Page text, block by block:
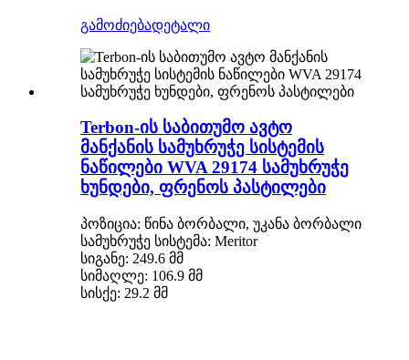
გამოძიებადეტალი
Terbon-ის საბითუმო ავტო
მანქანის სამუხრუჭე სისტემის
ნაწილები WVA 29174 სამუხრუჭე
ხუნდები, ფრენოს პასტილები
პოზიცია: წინა ბორბალი, უკანა ბორბალი
სამუხრუჭე სისტემა: Meritor
სიგანე: 249.6 მმ
სიმაღლე: 106.9 მმ
სისქე: 29.2 მმ